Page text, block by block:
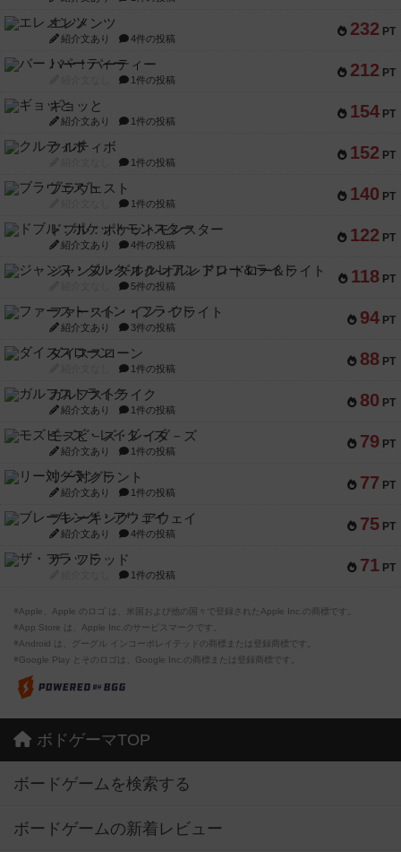
232 PT
エレメンツ
紹介文あり 4件の投稿
212 PT
バー！パーティー
1件の投稿
154 PT
ギョッと
紹介文あり 1件の投稿
152 PT
クルティボ
1件の投稿
140 PT
ブラヴェスト
1件の投稿
122 PT
ドブル：ポケットモンスター
紹介文あり 4件の投稿
118 PT
ジャンヌ・ダルク-オルレアン ドロー＆ライト
5件の投稿
94 PT
ファースト・イン・フライト
紹介文あり 3件の投稿
88 PT
ダイススローン
1件の投稿
80 PT
ガルフストライク
紹介文あり 1件の投稿
79 PT
モズビ－ズ・レイダ－ズ
紹介文あり 1件の投稿
77 PT
リー対グラント
紹介文あり 1件の投稿
75 PT
ブレーキング・アウェイ
紹介文あり 4件の投稿
71 PT
ザ・フラッド
1件の投稿
※Apple、Apple のロゴ は、米国および他の国々で登録されたApple Inc.の商標です。
※App Store は、Apple Inc.のサービスマークです。
※Android は、グーグル インコーポレイテッドの商標または登録商標です。
※Google Play とそのロゴは、Google Inc.の商標または登録商標です。
ボドゲーマTOP
ボードゲームを検索する
ボードゲームの新着レビュー